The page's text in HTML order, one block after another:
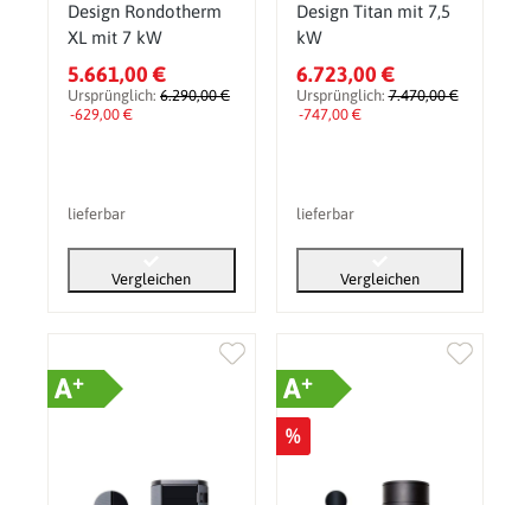
Design Rondotherm
XL mit 7 kW
5.661,00 €
Ursprünglich: 6.290,00 €
-629,00 €
lieferbar
Vergleichen
Design Titan mit 7,5
kW
6.723,00 €
Ursprünglich:7.470,00 €
-747,00 €
lieferbar
Vergleichen
A+ A+
%